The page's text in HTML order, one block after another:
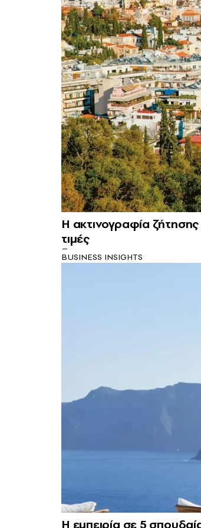
Η ακτινογραφία
τιμές
BUSINESS INSIGHTS
Η εμπειρία σε 5